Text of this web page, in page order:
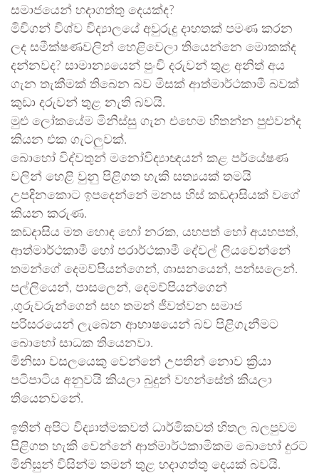
සමාජයෙන් හදාගත්තු දෙයක්ද?
මිචිගන් විශ්ව විද්‍යාලයේ අවුරුදු දාහතක් පමණ කරන
ලද සමීක්ෂණවලින් හෙළිවෙලා තියෙන්නෙ මොකක්ද
දන්නවද? සාමාන්‍යයෙන් පුංචි දරුවන් තුළ අනිත් අය
ගැන තැකීමක් තිබෙන බව මිසක් ආත්මාර්ථකාමී බවක්
කුඩා දරුවන් තුළ නැති බවයි.
මුළු ලෝකයේම මිනිස්සු ගැන එහෙම හිතන්න පුළුවන්ද
කියන එක ගැටලුවක්.
බොහෝ විද්වතුන් මනෝවිද්‍යාඥයන් කළ පර්යේෂණ
වලින් හෙළි වුනු පිළිගත හැකි සත්‍යයක් තමයි
උපදිනකොට ඉපදෙන්නේ මනස හිස් කඩදාසියක් වගේ
කියන කරුණ.
කඩදාසිය මත හොඳ හෝ නරක, යහපත් හෝ අයහපත්,
ආත්මාර්ථකාමී හෝ පරාර්ථකාමී දේවල් ලියවෙන්නේ
තමන්ගේ දෙමව්පියන්ගෙන්, ශාසනයෙන්, පන්සලෙන්.
පල්ලියෙන්, පාසලෙන්, දෙමව්පියන්ගෙන්
,ගුරුවරුන්ගෙන් සහ තමන් ජීවත්වන සමාජ
පරිසරයෙන් ලැබෙන ආභාෂයෙන් බව පිළිගැනීමට
බොහෝ සාධක තියෙනවා.
මිනිසා වසලයෙකු වෙන්නේ උපතින් නොව ක්‍රියා
පටිපාටිය අනුවයි කියලා බුදුන් වහන්සේත් කියලා
තියෙනවනේ.
ඉතින් අපිට විද්‍යාත්මකවත් ධාර්මිකවත් හිතල බලපුවම
පිළිගත හැකි වෙන්නේ ආත්මාර්ථකාමිකම බොහෝ දුරට
මිනිසුන් විසින්ම තමන් තුළ හදාගත්තු දෙයක් බවයි.